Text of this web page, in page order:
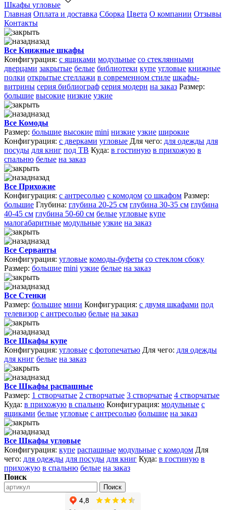
Шкафы угловые
Главная Оплата и доставка Сборка Цвета О компании Отзывы
Контакты
назад
Все Книжные шкафы
Конфигурация: с ящиками модульные со стеклянными
дверцами закрытые белые библиотеки купе угловые книжные
полки открытые стеллажи в современном стиле шкафы-
витрины серия библиограф серия модерн на заказ Размер:
большие высокие низкие узкие
назад
Все Комоды
Размер: большие высокие mini низкие узкие широкие
Конфигурация: с дверками угловые Для чего: для одежды для
посуды для книг под ТВ Куда: в гостиную в прихожую в
спальню белые на заказ
назад
Все Прихожие
Конфигурация: с антресолью с комодом со шкафом Размер:
большие Глубина: глубина 20-25 см глубина 30-35 см глубина
40-45 см глубина 50-60 см белые угловые купе
малогабаритные модульные узкие на заказ
назад
Все Серванты
Конфигурация: угловые комоды-буфеты со стеклом сбоку
Размер: большие mini узкие белые на заказ
назад
Все Стенки
Размер: большие мини Конфигурация: с двумя шкафами под
телевизор с антресолью белые на заказ
назад
Все Шкафы купе
Конфигурация: угловые с фотопечатью Для чего: для одежды
для книг белые на заказ
назад
Все Шкафы распашные
Размер: 1 створчатые 2 створчатые 3 створчатые 4 створчатые
Куда: в прихожую в спальню Конфигурация: модульные с
ящиками белые угловые с антресолью большие на заказ
назад
Все Шкафы угловые
Конфигурация: купе распашные модульные с комодом Для
чего: для одежды для посуды для книг Куда: в гостиную в
прихожую в спальню белые на заказ
Поиск
Поиск